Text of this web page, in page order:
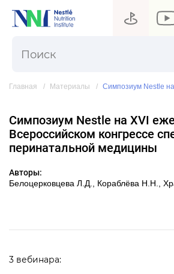
Главная Материалы
Симпозиум Nestle на XVI
Всероссийском конгрессе
перинатальной медицины
Авторы:
Белоцерковцева Л.Д., Кораблёва Н.Н.,
3 вебинара: